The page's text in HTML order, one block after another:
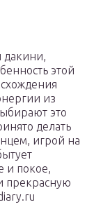
дакини,
этой
из
это
делать
игрой на
и покое,
прекрасную